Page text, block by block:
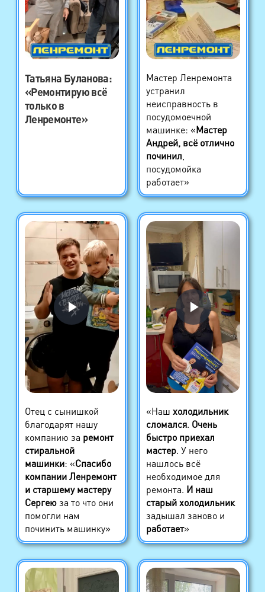
Татьяна Буланова:
«Ремонтирую всё
только в
Ленремонте»
Мастер Ленремонта
устранил
неисправность в
посудомоечной
машинке: «Мастер
Андрей, всё отлично
починил,
посудомойка
работает»
Отец с сынишкой
благодарят нашу
компанию за ремонт
стиральной
машинки: «Спасибо
компании Ленремонт
и старшему мастеру
Сергеюза то что они
помогли нам
починить машинку»
«Наш холодильник
сломался. Очень
быстро приехал
мастер. У него
нашлось всё
необходимое для
ремонта. И наш
старый холодильник
задышал заново и
работает»